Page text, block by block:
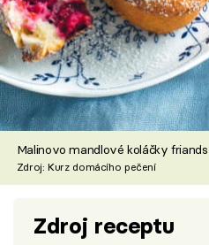
Malinovo mandlové koláčky friands
Zdroj: Kurz domácího pečení
Zdroj receptu